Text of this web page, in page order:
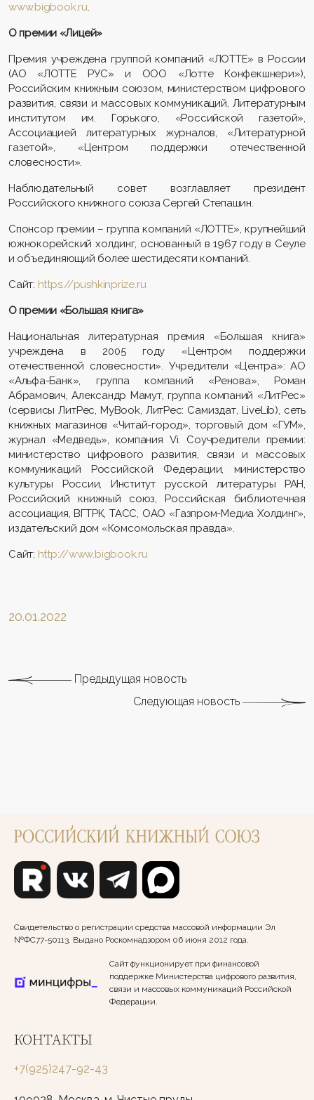
www.bigbook.ru.
О премии «Лицей»
Премия учреждена группой компаний «ЛОТТЕ» в России
(АО «ЛОТТЕ РУС» и ООО «Лотте Конфекшнери»),
Российским книжным союзом, министерством цифрового
развития, связи и массовых коммуникаций, Литературным
институтом им. Горького, «Российской газетой»,
Ассоциацией литературных журналов, «Литературной
газетой», «Центром поддержки отечественной
словесности».
Наблюдательный совет возглавляет президент
Российского книжного союза Сергей Степашин.
Спонсор премии – группа компаний «ЛОТТЕ», крупнейший
южнокорейский холдинг, основанный в 1967 году в Сеуле
и объединяющий более шестидесяти компаний.
Сайт: https://pushkinprize.ru
О премии «Большая книга»
Национальная литературная премия «Большая книга»
учреждена в 2005 году «Центром поддержки
отечественной словесности». Учредители «Центра»: АО
«Альфа-Банк», группа компаний «Ренова», Роман
Абрамович, Александр Мамут, группа компаний «ЛитРес»
(сервисы ЛитРес, MyBook, ЛитРес: Самиздат, LiveLib), сеть
книжных магазинов «Читай-город», торговый дом «ГУМ»,
журнал «Медведь», компания Vi. Соучредители премии:
министерство цифрового развития, связи и массовых
коммуникаций Российской Федерации, министерство
культуры России, Институт русской литературы РАН,
Российский книжный союз, Российская библиотечная
ассоциация, ВГТРК, ТАСС, ОАО «Газпром-Медиа Холдинг»,
издательский дом «Комсомольская правда».
Cайт: http://www.bigbook.ru
20.01.2022
Предыдущая новость
Следующая новость
Свидетельство о регистрации средства массовой информации Эл
№ФС77-50113. Выдано Роскомнадзором 06 июня 2012 года.
Сайт функционирует при финансовой
поддержке Министерства цифрового развития,
связи и массовых коммуникаций Российской
Федерации.
КОНТАКТЫ
+7(925)247-92-43